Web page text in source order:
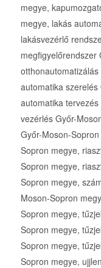
megye,
megye, lakás
lakásvezérlő
megfigyelőrendszer
automatika
automatika
vezérlés Győr-
Győr-Moson-
Sopron megye,
Sopron megye,
Sopron megye,
Moson-Sopron
Sopron megye,
Sopron megye,
Sopron megye,
Sopron megye,